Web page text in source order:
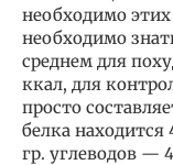
необходимо
необходимо
среднем для
ккал, для
просто
белка находится
гр. углеводов —